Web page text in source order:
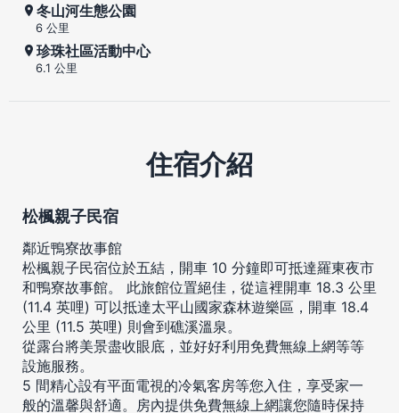
冬山河生態公園
6 公里
珍珠社區活動中心
6.1 公里
住宿介紹
松楓親子民宿
鄰近鴨寮故事館
松楓親子民宿位於五結，開車 10 分鐘即可抵達羅東夜市
和鴨寮故事館。 此旅館位置絕佳，從這裡開車 18.3 公里
(11.4 英哩) 可以抵達太平山國家森林遊樂區，開車 18.4
公里 (11.5 英哩) 則會到礁溪溫泉。
從露台將美景盡收眼底，並好好利用免費無線上網等等
設施服務。
5 間精心設有平面電視的冷氣客房等您入住，享受家一
般的溫馨與舒適。房內提供免費無線上網讓您隨時保持